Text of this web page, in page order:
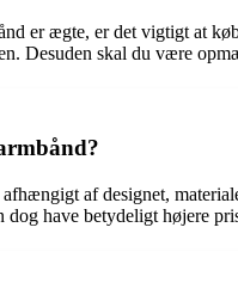
er ægte, er det vigtigt at
Desuden skal du være
af designet,
have betydeligt højere